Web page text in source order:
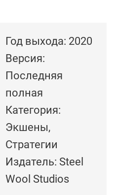
Год выхода: 2020
Версия:
Последняя
полная
Категория:
Экшены,
Стратегии
Издатель: Steel
Wool Studios